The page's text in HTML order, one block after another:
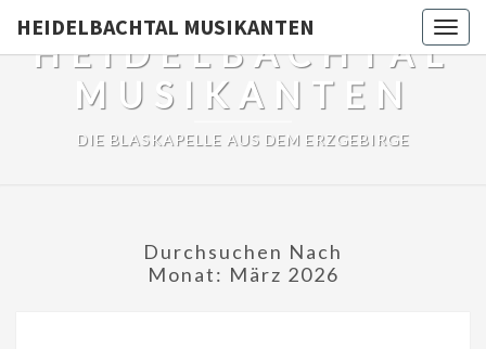
HEIDELBACHTAL MUSIKANTEN
HEIDELBACHTAL
MUSIKANTEN
DIE BLASKAPELLE AUS DEM ERZGEBIRGE
Durchsuchen Nach
Monat: März 2026